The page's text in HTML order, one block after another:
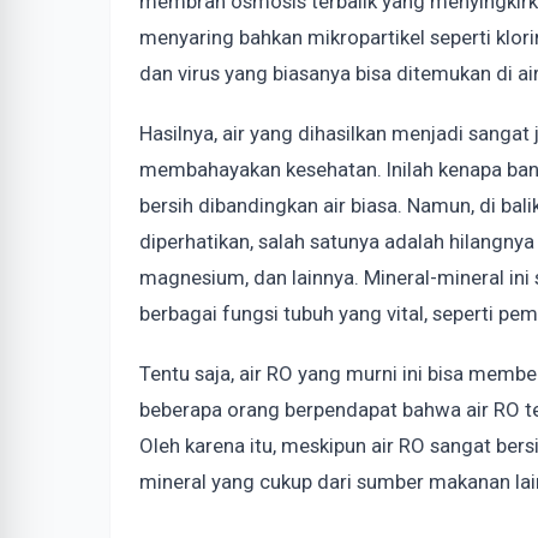
menyaring bahkan mikropartikel seperti
dan virus yang biasanya bisa ditemukan di
Hasilnya, air yang dihasilkan menjadi
membahayakan kesehatan. Inilah kenapa
bersih dibandingkan air biasa. Namun, di
diperhatikan, salah satunya adalah
magnesium, dan lainnya. Mineral-mineral
berbagai fungsi tubuh yang vital, seperti
Tentu saja, air RO yang murni ini bisa
beberapa orang berpendapat bahwa air RO
Oleh karena itu, meskipun air RO sangat
mineral yang cukup dari sumber makanan